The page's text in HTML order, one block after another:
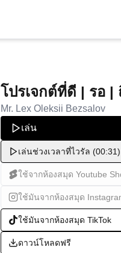
โปรเจกต์ที่ดี | รอ |
Mr. Lex Oleksii Bezsalov
เล่น
เล่นช่วงเวลาที่ไวรัล (00:31)
ใช้จากห้องสมุด Youtube
ใช้มันจากห้องสมุด
ใช้มันจากห้องสมุด TikTok
ดาวน์โหลดฟรี